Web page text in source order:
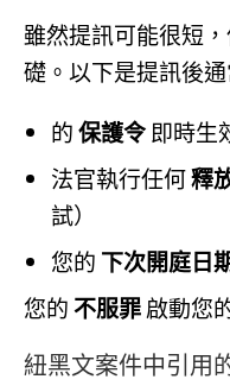
雖然提訊可能很短
礎。以下是提訊後
的保護令即時生
法官執行任何釋
試）
您的下次開庭日
您的不服罪啟動您
紐黑文案件中引用